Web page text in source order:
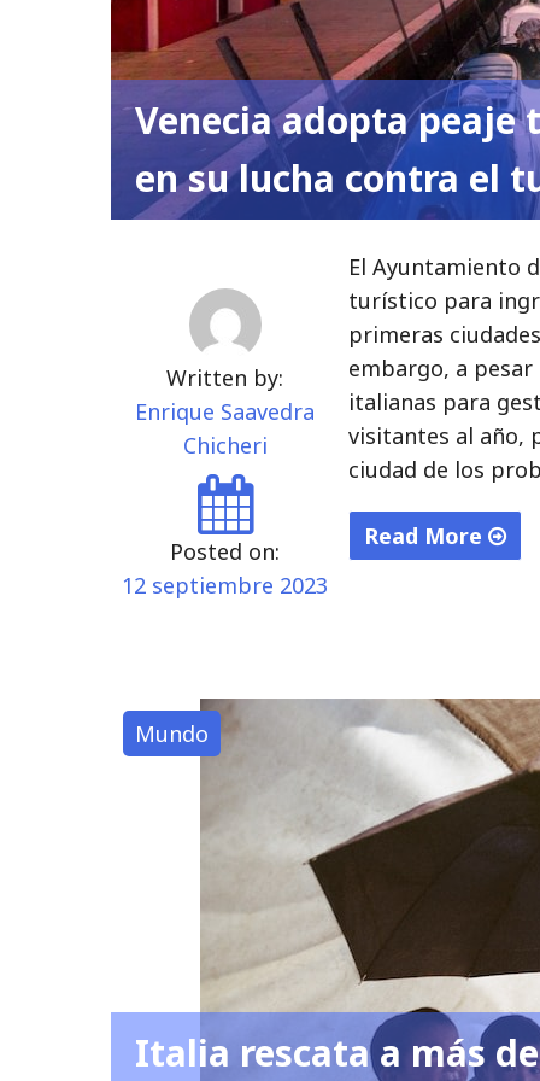
Venecia adopta peaje
en su lucha contra el
Written by:
Enrique Saavedra
Chicheri
Posted on:
12 septiembre 2023
El Ayuntamiento
turístico para
primeras
embargo, a
italianas para
visitantes al año,
ciudad de los
Read More
eficaz
su
lucha
turismo
abrumador?"
Mundo
Italia rescata a más